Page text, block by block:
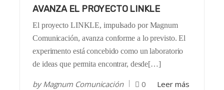
AVANZA EL PROYECTO LINKLE
El proyecto LINKLE, impulsado por Magnum
Comunicación, avanza conforme a lo previsto. El
experimento está concebido como un laboratorio
de ideas que permita encontrar, desde[…]
byMagnum Comunicación 0 Leer más